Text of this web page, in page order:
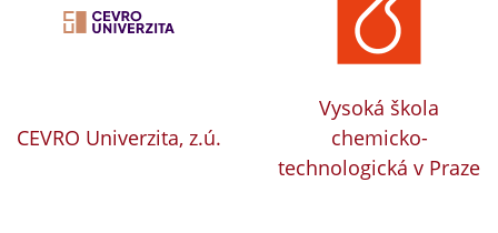
CEVRO Univerzita, z.ú.
Vysoká škola
chemicko-
technologická v Praze